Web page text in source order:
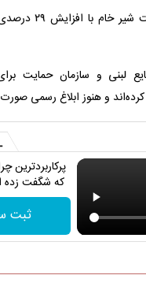
لبنی و سازمان حمایت
و هنوز ابلاغ رسمی
که شگفت زده
ثبت